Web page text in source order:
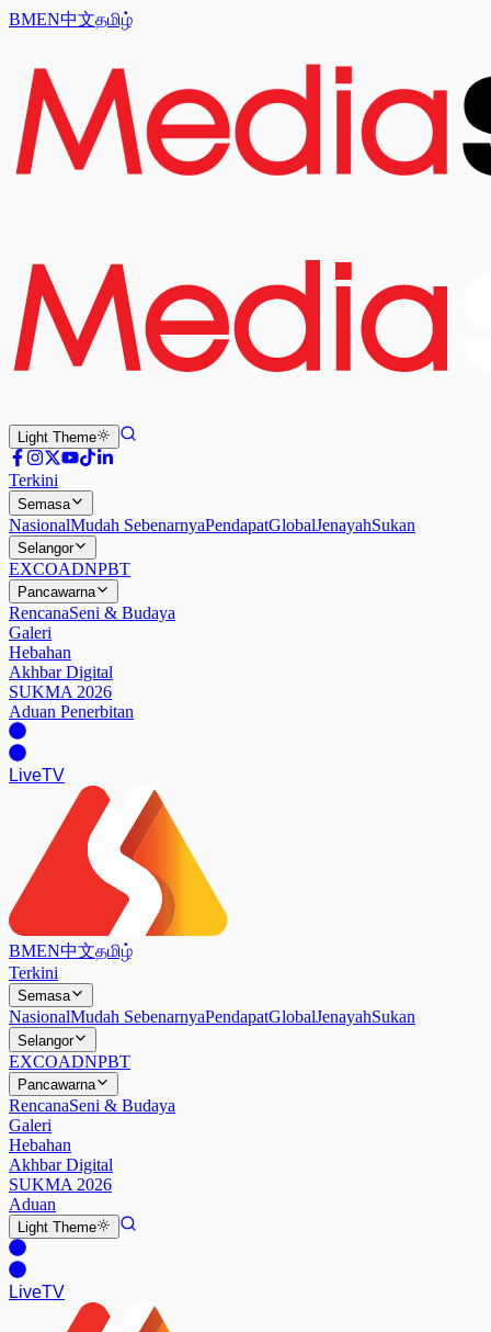
BMEN中文தமிழ்
Light Theme
Terkini
Semasa
NasionalMudah SebenarnyaPendapatGlobalJenayahSukan
Selangor
EXCOADNPBT
Pancawarna
RencanaSeni & Budaya
Galeri
Hebahan
Akhbar Digital
SUKMA 2026
Aduan Penerbitan
LiveTV
BMEN中文தமிழ்
Terkini
Semasa
NasionalMudah SebenarnyaPendapatGlobalJenayahSukan
Selangor
EXCOADNPBT
Pancawarna
RencanaSeni & Budaya
Galeri
Hebahan
Akhbar Digital
SUKMA 2026
Aduan
Light Theme
LiveTV